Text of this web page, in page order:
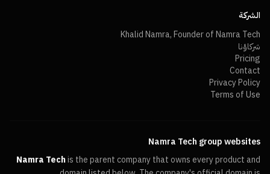
الشركة
Khalid Namra, Founder of Namra Tech
شركاؤنا
Pricing
Contact
Privacy Policy
Terms of Use
Namra Tech group websites
Namra Techis the parent company that owns every product and